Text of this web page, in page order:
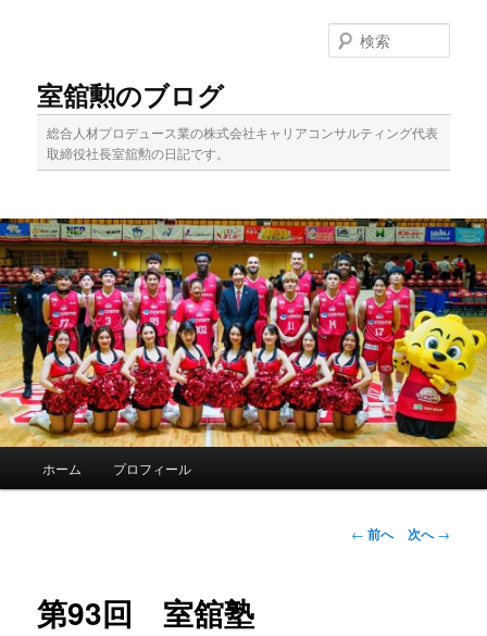
移
動
室舘勲のブログ
総合人材プロデュース業の株式会社キャリアコンサルティング代表
取締役社長室舘勲の日記です。
索
ホーム プロフィール
投← 前へ 次へ→
第93回 室舘塾